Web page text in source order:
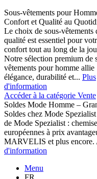
Sous-vêtements pour
Confort et Qualité au
Le choix de sous-vêtements
qualité est essentiel pour
confort tout au long de la
Notre sélection premium de
vêtements pour homme allie
élégance, durabilité et... Plus
d'information
Accéder à la catégorie Vente
Soldes Mode Homme –
Soldes chez Mode
de Mode Spezialist :
européennes à prix
MARVELIS et plus encore.
d'information
Menu
FR